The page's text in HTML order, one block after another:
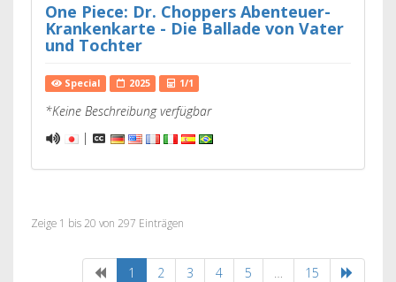
One Piece: Dr. Choppers Abenteuer-
Krankenkarte - Die Ballade von Vater
und Tochter
Special 2025 1/1
*Keine Beschreibung verfügbar
|
Zeige 1 bis 20 von 297 Einträgen
1 2 3 4 5 … 15